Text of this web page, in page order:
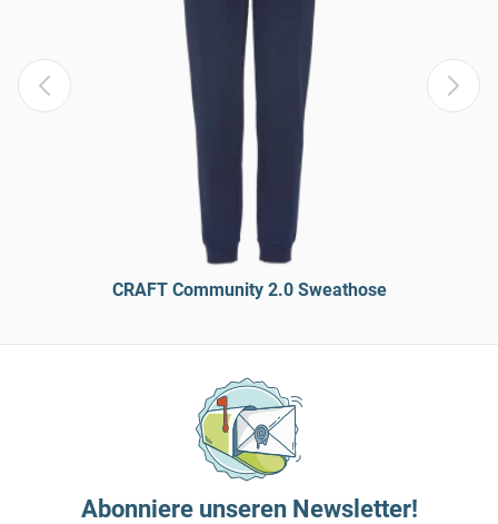
CRAFT Community 2.0 Sweathose
Abonniere unseren Newsletter!